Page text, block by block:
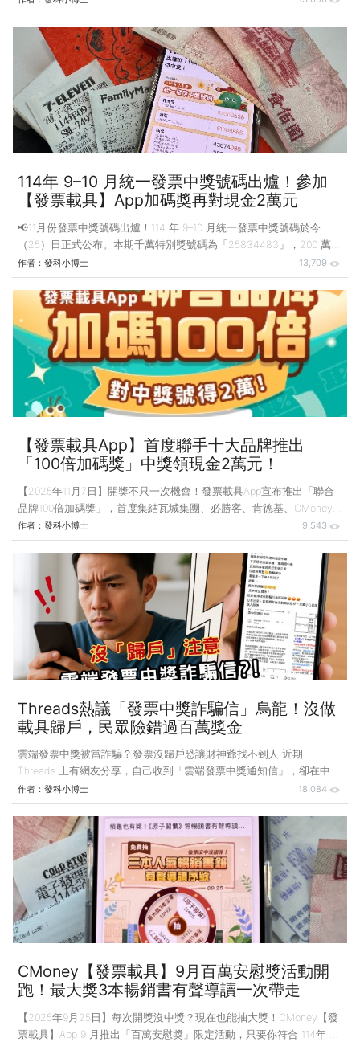
200 元或 500 元，即可進入活動頁面領取專屬獎勵，攜手
GREENGOLD綠金、必勝客、KKday 等品牌送出大優惠，讓好運延續再
加倍！ 發票獎金翻倍放大 四大品牌超值回饋等獨家優惠登場
CMoney【發票載具】App 本期中獎放大活動為了回饋用戶，從生活各
方面帶來好運優惠，包含美妝保健、知識學習、人氣美食
114年 9–10 月統一發票中獎號碼出爐！參加
【發票載具】App加碼獎再對現金2萬元
📢11月份發票中獎號碼出爐！114 年 9–10 月統一發票中獎號碼於今
（25）日正式公布。本期千萬特別獎號碼為「25834483」，200 萬元
特獎號碼為「46587380」，三組 20 萬元頭獎分別為「41016094」、
「98081574」、「07309261」。民眾可自 114 年 12 月 6 日起至 115
年 3 月 5 日止兌領獎金。圖片來源：【發票載具App】 114 年 9–10 月
發票中獎號碼其他獎項對照：二獎（4萬元）與頭獎末7碼相同；三獎
（1萬元）與頭獎末6碼相同；四獎（4,000元）與頭獎末5碼相同；五獎
（1,000元）與
作者： 發科小博士 13,709
【發票載具App】首度聯手十大品牌推出
「100倍加碼獎」中獎領現金2萬元！
【2025年11月7日】開獎不只一次機會！發票載具App宣布推出「聯合
品牌100倍加碼獎」，首度集結瓦城集團、必勝客、肯德基、CMoney
等10家品牌共同參與，打造年底最強開獎盛事。 活動期間為
2025/11/07（五）至2025/12/31（三），並將於 2026年1月25日（日）
統一發票開獎日同步公布加碼獎號。凡於活動期間，至指定品牌消費並
將雲端發票存入【發票載具】App 的用戶，就有機會在開獎當天中獎再
領現金2萬元！ 中獎即領2萬元！三步驟輕鬆參加 活動期間，用戶只需
依下列步驟參加即可： 1. 前往【發票載具】App「加碼獎活動頁」，選
擇欲參加的品
作者： 發科小博士 9,543
Threads熱議「發票中獎詐騙信」烏龍！沒做
載具歸戶，民眾險錯過百萬獎金
雲端發票中獎被當詐騙？發票沒歸戶恐讓財神爺找不到人 近期
Threads 上有網友分享，自己收到「雲端發票中獎通知信」，卻在中獎
號碼表查不到，當下以為是詐騙。 留言很快就有人解釋：「這不是詐
騙啦！那是雲端專屬獎，如果沒有先做載具歸戶，中獎資訊不會顯示在
你平常用的載具裡。」 而財政部官員證實，有另一位民眾的外送發票
中了100萬元，外送平台多次以郵件、電話通知中獎，但當事人都以為
是詐騙不予理會；直到領獎期限最後一天，當事人才發現自己的雲端發
票真的中了大獎，雖然立刻完成歸戶與設定自動匯款帳戶，但無奈歸戶
時間太晚，最終仍與百萬獎金擦身而過。 換句話說，這些發票都是有
中獎的，
作者： 發科小博士 18,084
CMoney【發票載具】9月百萬安慰獎活動開
跑！最大獎3本暢銷書有聲導讀一次帶走
【2025年9月25日】每次開獎沒中獎？現在也能抽大獎！CMoney【發
票載具】App 9 月推出「百萬安慰獎」限定活動，只要你符合 114年 7–